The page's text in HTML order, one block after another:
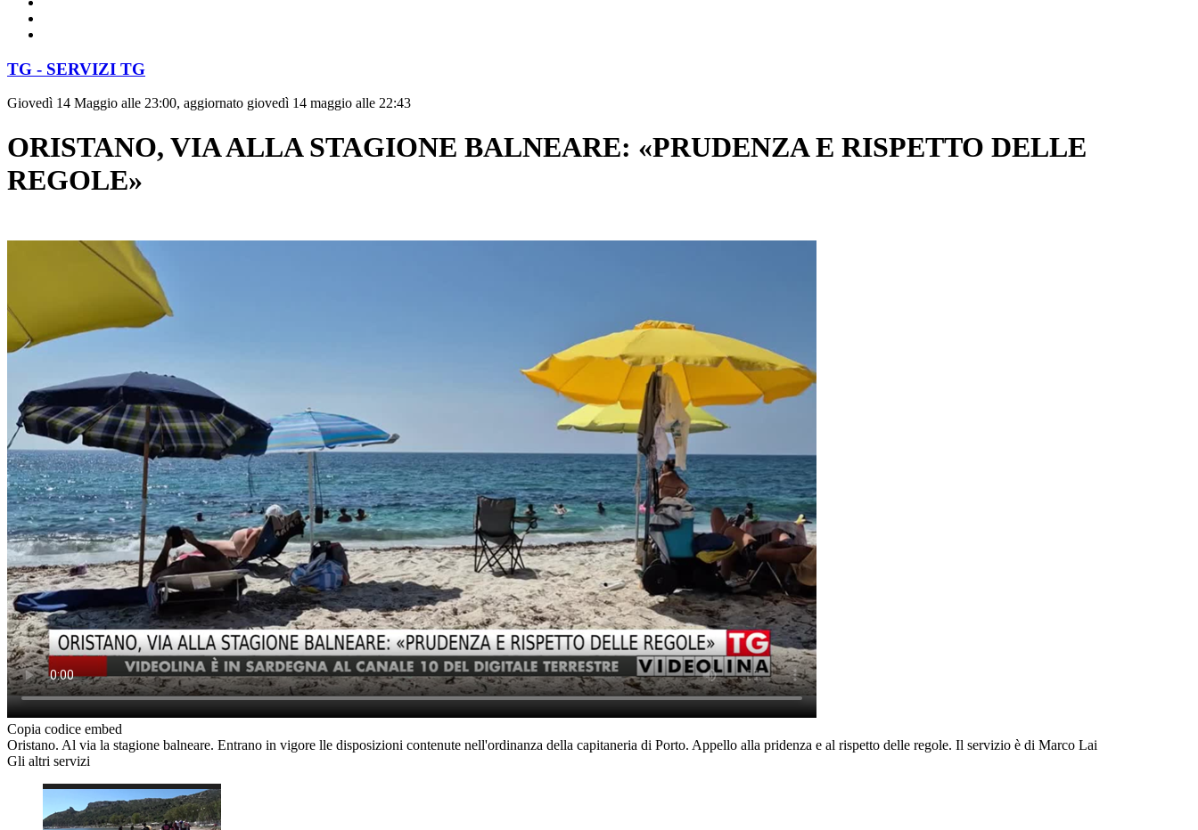
TG - SERVIZI TG
Giovedì 14 Maggio alle 23:00, aggiornato giovedì 14 maggio alle 22:43
ORISTANO, VIA ALLA STAGIONE BALNEARE: «PRUDENZA E RISPETTO DELLE
REGOLE»
Copia codice embed
Oristano. Al via la stagione balneare. Entrano in vigore lle disposizioni contenute nell'ordinanza della capitaneria di Porto. Appello alla pridenza e al rispetto delle regole. Il servizio è di Marco Lai
Gli altri servizi